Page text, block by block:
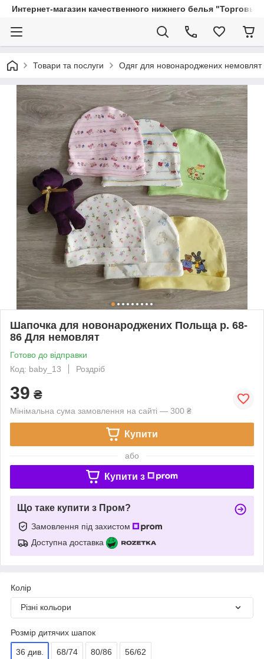
Интернет-магазин качественного нижнего белья
Товари та послуги Одяг для новонароджених немовлят
Шапочка для новонароджених Польща р. 68-
86 Для немовлят
Готово до відправки
Код: baby_13
Роздріб
39 ₴
Мінімальна сума замовлення на сайті — 300 ₴
Купити
або
Купити з
Що таке купити з Пром?
Замовлення під захистом
Доступна доставка
Колір
Різні кольори
Розмір дитячих шапок
36 див. 68/74 80/86 56/62